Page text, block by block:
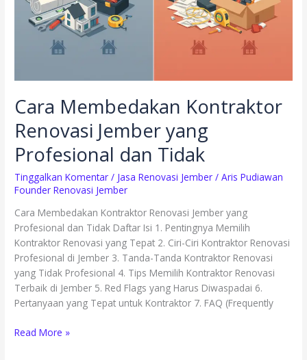
Cara Membedakan Kontraktor
Renovasi Jember yang
Profesional dan Tidak
Tinggalkan Komentar / Jasa Renovasi Jember /Aris Pudiawan
Founder Renovasi Jember
Cara Membedakan Kontraktor Renovasi Jember yang
Profesional dan Tidak Daftar Isi 1. Pentingnya Memilih
Kontraktor Renovasi yang Tepat 2. Ciri-Ciri Kontraktor Renovasi
Profesional di Jember 3. Tanda-Tanda Kontraktor Renovasi
yang Tidak Profesional 4. Tips Memilih Kontraktor Renovasi
Terbaik di Jember 5. Red Flags yang Harus Diwaspadai 6.
Pertanyaan yang Tepat untuk Kontraktor 7. FAQ (Frequently
dan
Tidak
Read More »